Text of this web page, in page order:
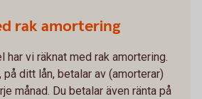
rak amortering
har vi räknat med rak amortering.
på ditt lån, betalar av (amorterar)
månad. Du betalar även ränta på